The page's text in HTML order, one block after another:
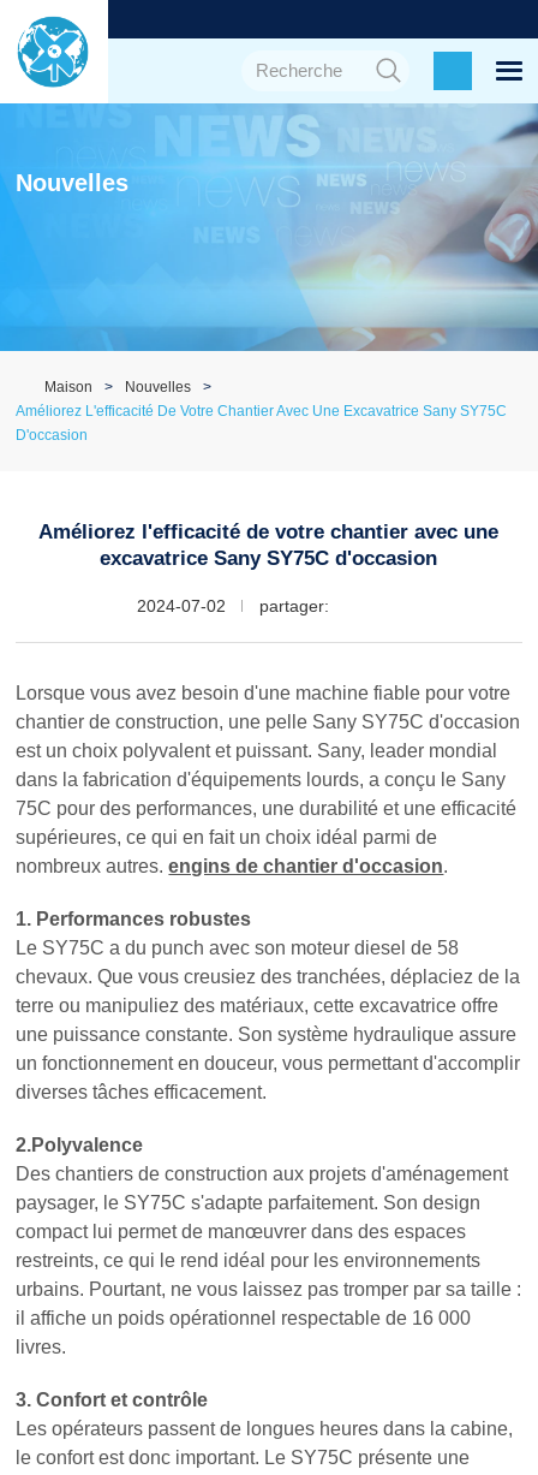
Nouvelles
Maison
Nouvelles
Améliorez L'efficacité De Votre Chantier Avec Une Excavatrice Sany SY75C
D'occasion
Améliorez l'efficacité de votre chantier avec une
excavatrice Sany SY75C d'occasion
2024-07-02 partager:
Lorsque vous avez besoin d'une machine fiable pour votre
chantier de construction, une pelle Sany SY75C d'occasion
est un choix polyvalent et puissant. Sany, leader mondial
dans la fabrication d'équipements lourds, a conçu le Sany
75C pour des performances, une durabilité et une efficacité
supérieures, ce qui en fait un choix idéal parmi de
nombreux autres.engins de chantier d'occasion.
1. Performances robustes
Le SY75C a du punch avec son moteur diesel de 58
chevaux. Que vous creusiez des tranchées, déplaciez de la
terre ou manipuliez des matériaux, cette excavatrice offre
une puissance constante. Son système hydraulique assure
un fonctionnement en douceur, vous permettant d'accomplir
diverses tâches efficacement.
2.Polyvalence
Des chantiers de construction aux projets d'aménagement
paysager, le SY75C s'adapte parfaitement. Son design
compact lui permet de manœuvrer dans des espaces
restreints, ce qui le rend idéal pour les environnements
urbains. Pourtant, ne vous laissez pas tromper par sa taille :
il affiche un poids opérationnel respectable de 16 000
livres.
3. Confort et contrôle
Les opérateurs passent de longues heures dans la cabine,
le confort est donc important. Le SY75C présente une